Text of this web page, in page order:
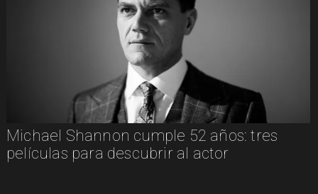
Michael Shannon cumple 52 años: tres
películas para descubrir al actor